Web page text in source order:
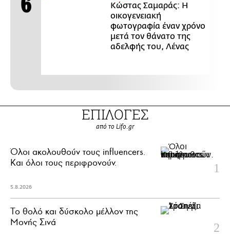
Κώστας Σαμαράς: Η
οικογενειακή
φωτογραφία έναν χρόνο
μετά τον θάνατο της
αδελφής του, Λένας
ΕΠΙΛΟΓΕΣ
από το Lifo.gr
Όλοι ακολουθούν τους influencers.
Και όλοι τους περιφρονούν.
5.8.2026
Το θολό και δύσκολο μέλλον της
Μονής Σινά